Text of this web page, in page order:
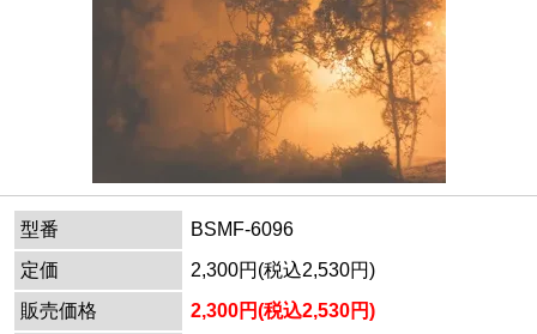
型番
BSMF-6096
定価
2,300円(税込2,530円)
販売価格
2,300円(税込2,530円)